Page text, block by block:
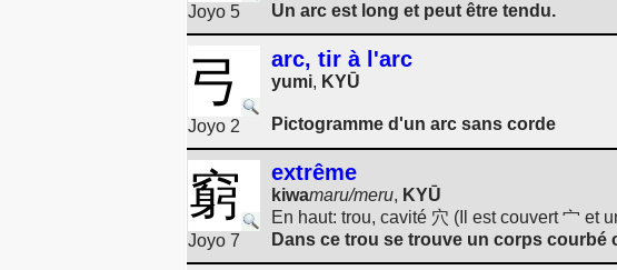
Joyo 5
Un arc est long et peut être tendu.
弓
Joyo 2
arc, tir à l'arc
yumi, KYŪ
Pictogramme d'un arc sans corde
窮
Joyo 7
extrême
kiwamaru/meru, KYŪ
En haut: trou, cavité 穴 (Il est couvert 宀 et
Dans ce trou se trouve un corps courbé